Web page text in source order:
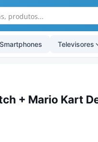
Smartphones Televisores
+ Mario Kart